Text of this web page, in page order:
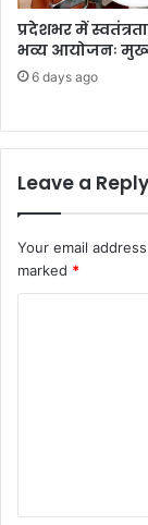
प्रदेशभर में
भव्य आयोजनः
6 days ago
Leave a Reply
Your email
marked *